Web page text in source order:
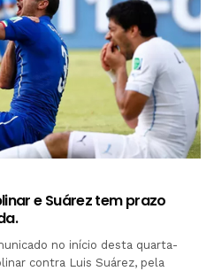
e Suárez tem prazo
no início desta quarta-
contra Luis Suárez, pela